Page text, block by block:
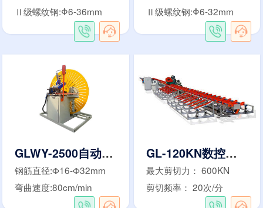
Ⅱ级螺纹钢:Φ6-36mm
Ⅱ级螺纹钢:Φ6-32mm
GLWY-2500自动焊弯圆机
钢筋直径:Ф16-Ф32mm
弯曲速度:80cm/min
GL-120KN数控钢筋剪切生产线
最大剪切力： 600KN
剪切频率： 20次/分